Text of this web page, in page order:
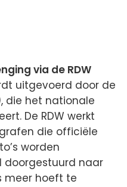
via de RDW
uitgevoerd door de
die het nationale
De RDW werkt
die officiële
worden
naar
meer hoeft te